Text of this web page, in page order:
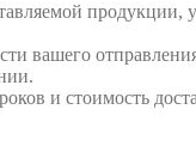
продукции,
вашего
и стоимость